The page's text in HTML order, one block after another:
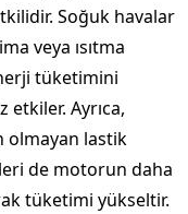
Soğuk havalar
veya ısıtma
tüketimini
Ayrıca,
olmayan lastik
de motorun daha
tüketimi yükseltir.